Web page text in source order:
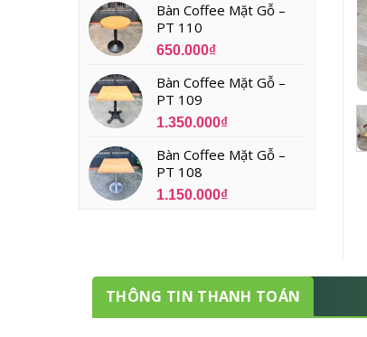
Bàn Coffee Mặt Gỗ –
PT 110
650.000₫
Bàn Coffee Mặt Gỗ –
PT 109
1.350.000₫
Bàn Coffee Mặt Gỗ –
PT 108
1.150.000₫
THÔNG TIN THANH TOÁN